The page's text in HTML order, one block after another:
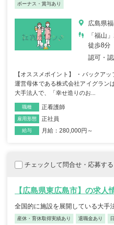
ボーナス・賞与あり
広島県
「福山
徒歩8分
認可・
【オススメポイント】 ・バックア
運営母体である株式会社アイグラン
大手法人で、「幸せ造りのお...
職種 正看護師
雇用形態 正社員
給与 月給：280,000円～
チェックして問合せ・応募する
【広島県東広島市】の求人
全国的に施設を展開している大手
産休・育休取得実績あり 退職金あり